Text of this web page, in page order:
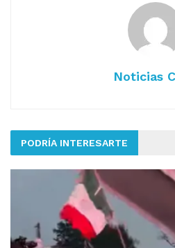
Noticias
PODRÍA INTERESARTE